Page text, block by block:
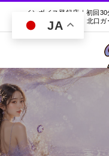
インボイス登録店｜初回
口・北口
JA